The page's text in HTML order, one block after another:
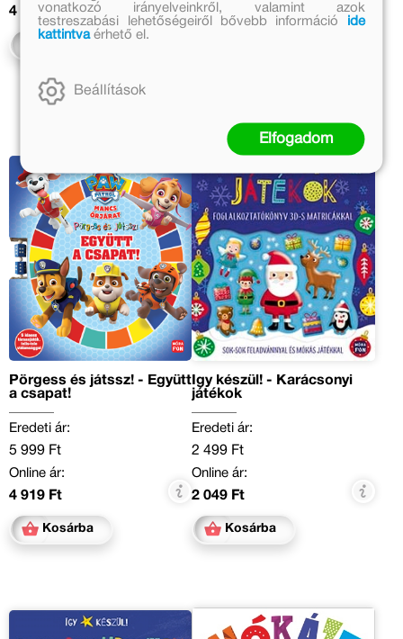
4 099 Ft 3 689 Ft
Pörgess és játssz! - Együtt
a csapat!
Eredeti ár:
5 999 Ft
Online ár:
4 919 Ft
Kosárba
Így készül! - Karácsonyi
játékok
Eredeti ár:
2 499 Ft
Online ár:
2 049 Ft
Kosárba
vonatkozó irányelveinkről, valamint azok
testreszabási lehetőségeiről bővebb információ
ide
kattintvaérhető el.
Beállítások
Elfogadom